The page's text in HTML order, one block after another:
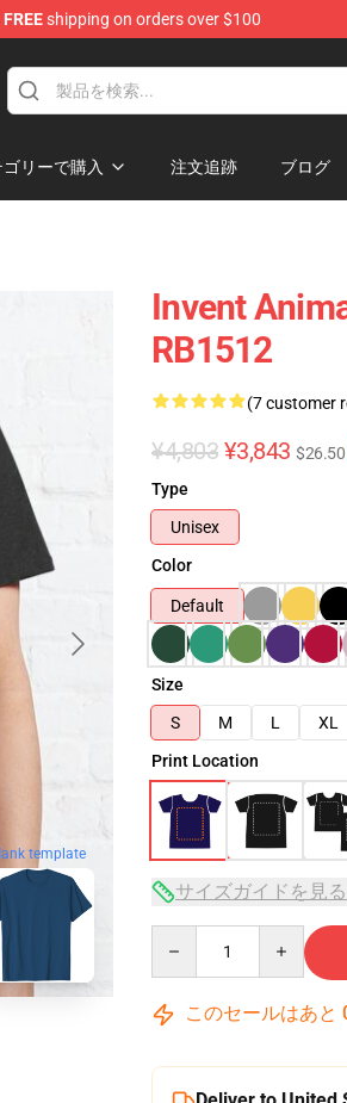
FREEshipping on orders over $100
ゴリーで購入 注文追跡 ブログ
template
Invent
RB1512
(7 customer
¥4,803 ¥3,843 $26.50
Type
Unisex
Color
Default
Size
S
M L XL
Print Location
サイズガイドを見る
このセールはあと